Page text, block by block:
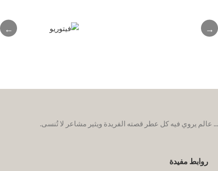
← →
... عالم يروي فيه كل عطر قصته الفريدة ويثير مشاعر لا تُنسى.
روابط مفيدة